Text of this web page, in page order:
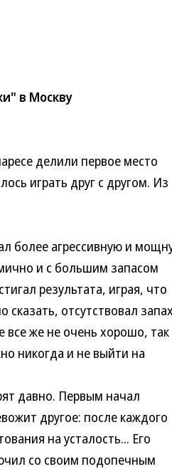
в Москву
делили первое место
играть друг с другом. Из
более агрессивную и
и с большим запасом
результата, играя, что
отсутствовал запах
все же не очень хорошо, так
никогда и не выйти на
давно. Первым начал
другое: после каждого
на усталость... Его
со своим подопечным